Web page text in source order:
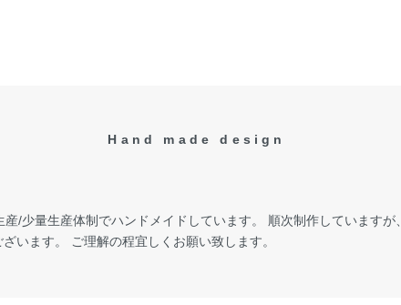
Hand made design
/少量生産体制でハンドメイドしています。 順次制作しています
います。 ご理解の程宜しくお願い致します。